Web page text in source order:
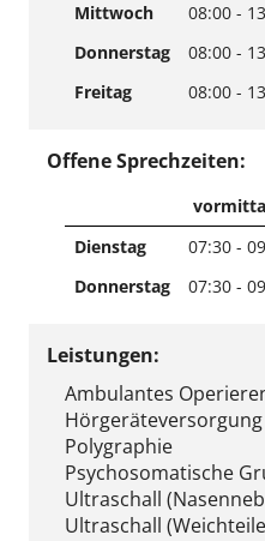
Mittwoch
08:00 -
Donnerstag
08:00 -
Freitag
08:00 -
Offene Sprechzeiten:
Dienstag
07:30 -
Donnerstag
07:30 -
Leistungen:
Ambulantes
Polygraphie
Psychosomatische
Ultraschall
Ultraschall